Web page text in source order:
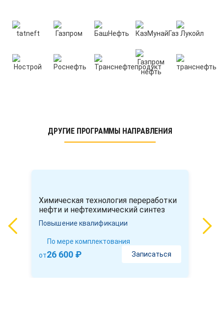
ДРУГИЕ ПРОГРАММЫ НАПРАВЛЕНИЯ
Химическая технология переработки
нефти и нефтехимический синтез
Повышение квалификации
По мере комплектования
от26 600 ₽ Записаться